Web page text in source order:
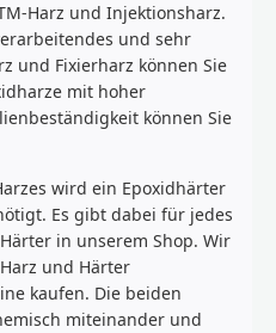
Harz und Injektionsharz.
und sehr
und Fixierharz können Sie
mit hoher
können Sie
wird ein Epoxidhärter
Es gibt dabei für jedes
in unserem Shop. Wir
und Härter
kaufen. Die beiden
miteinander und